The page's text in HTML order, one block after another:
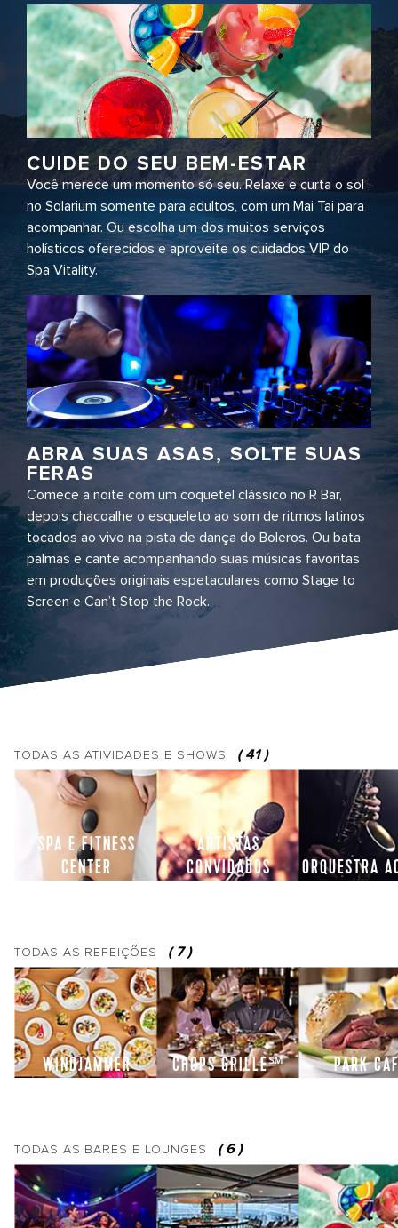
CUIDE DO SEU BEM-ESTAR
Você merece um momento só seu. Relaxe e curta o sol
no Solarium somente para adultos, com um Mai Tai para
acompanhar. Ou escolha um dos muitos serviços
holísticos oferecidos e aproveite os cuidados VIP do
Spa Vitality.
ABRA SUAS ASAS, SOLTE SUAS
FERAS
Comece a noite com um coquetel clássico no R Bar,
depois chacoalhe o esqueleto ao som de ritmos latinos
tocados ao vivo na pista de dança do Boleros. Ou bata
palmas e cante acompanhando suas músicas favoritas
em produções originais espetaculares como Stage to
Screen e Can’t Stop the Rock.
TODAS AS ATIVIDADES E SHOWS (41)
SPA E FITNESS
CENTER
ARTISTAS
CONVIDADOS
ORQUESTRA
TODAS AS REFEIÇÕES ( 7)
WINDJAMMER CHOPS GRILLE℠ PARK
TODAS AS BARES E LOUNGES (6)